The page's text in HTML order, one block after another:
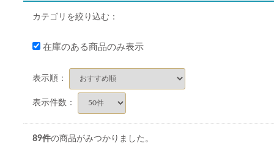
カテゴリを絞り込む：
在庫のある商品のみ表示
表示順：
表示件数：
89件の商品がみつかりました。